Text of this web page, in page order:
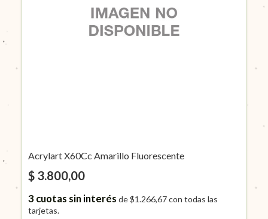
Acrylart X60Cc Amarillo Fluorescente
$ 3.800,00
3cuotas sin interés de$1.266,67con todas las
tarjetas.